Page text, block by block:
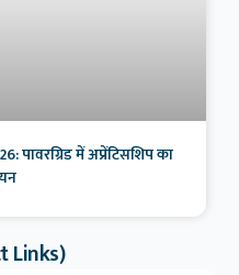
पावरग्रिड में अप्रेंटिसशिप का
Links)